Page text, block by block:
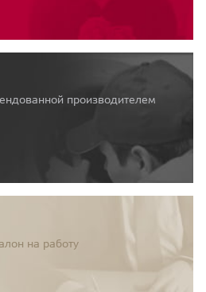
производителем
на работу